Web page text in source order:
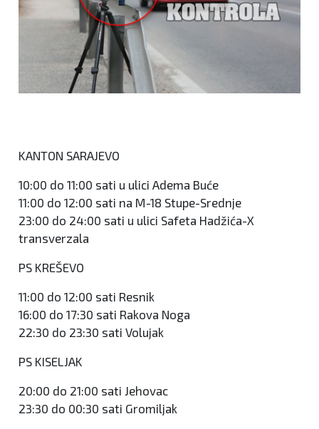
KANTON SARAJEVO
10:00 do 11:00 sati u ulici Adema Buće
11:00 do 12:00 sati na M-18 Stupe-Srednje
23:00 do 24:00 sati u ulici Safeta Hadžića-X
transverzala
PS KREŠEVO
11:00 do 12:00 sati Resnik
16:00 do 17:30 sati Rakova Noga
22:30 do 23:30 sati Volujak
PS KISELJAK
20:00 do 21:00 sati Jehovac
23:30 do 00:30 sati Gromiljak